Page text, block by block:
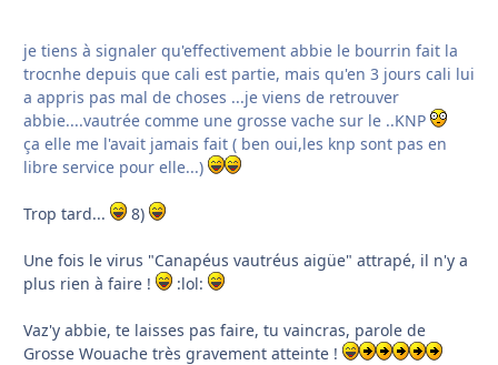
je tiens à signaler qu'effectivement abbie le bourrin fait la
trocnhe depuis que cali est partie, mais qu'en 3 jours cali lui
a appris pas mal de choses ...je viens de retrouver
abbie....vautrée comme une grosse vache sur le ..KNP
ça elle me l'avait jamais fait ( ben oui,les knp sont pas en
libre service pour elle...)
Trop tard... 8)
Une fois le virus "Canapéus vautréus aigüe" attrapé, il n'y a
plus rien à faire !
:lol:
Vaz'y abbie, te laisses pas faire, tu vaincras, parole de
Grosse Wouache très gravement atteinte !